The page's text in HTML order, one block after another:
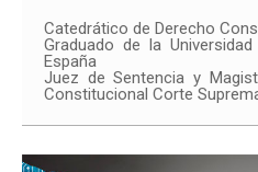
Catedrático de Derecho
Graduado de la
España
Juez de Sentencia y
Constitucional Corte